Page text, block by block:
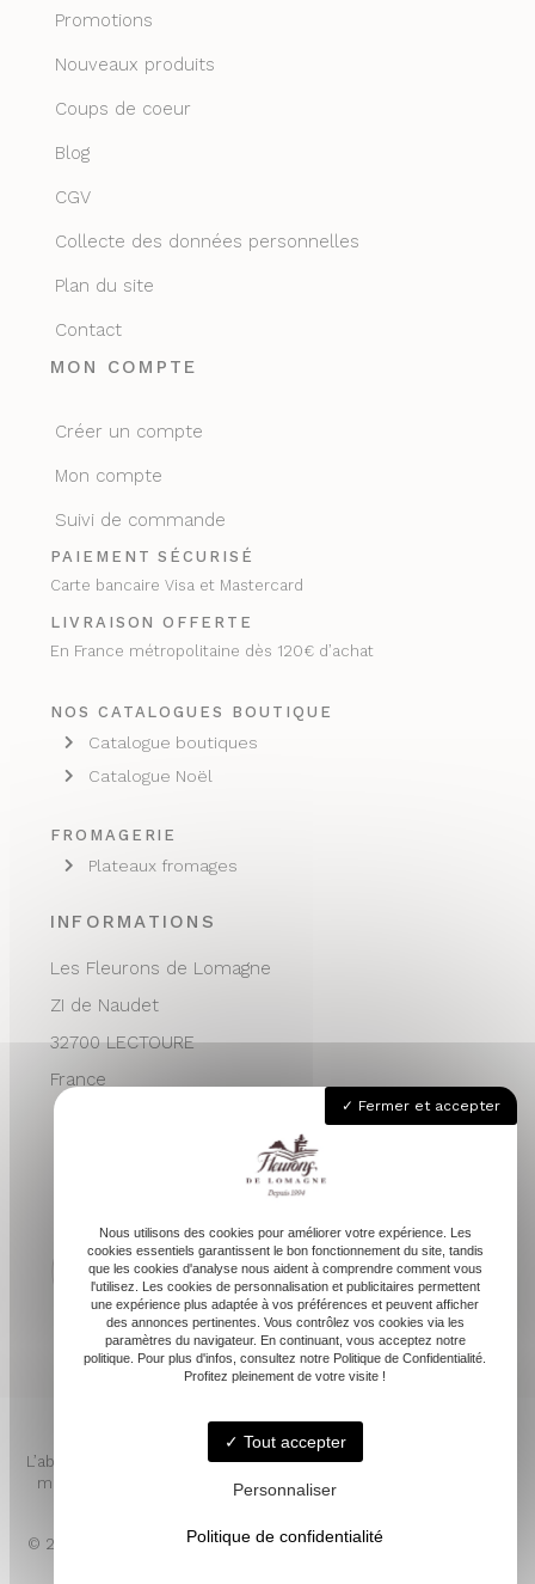
INFORMATIONS
Les Fleurons de Lomagne
ZI de Naudet
32700 LECTOURE
France
contactvpc@fleuronsdelomagne.com
Depuis 1994
Promotions
Nouveaux produits
Coups de coeur
Blog
CGV
Collecte des données personnelles
Plan du site
Contact
MON COMPTE
Créer un compte
Mon compte
Suivi de commande
PAIEMENT SÉCURISÉ
Carte bancaire Visa et Mastercard
LIVRAISON OFFERTE
En France métropolitaine dès 120€ d’achat
NOS CATALOGUES BOUTIQUE
Catalogue boutiques
Catalogue Noël
FROMAGERIE
Plateaux fromages
L’abus d’alcool est dangereux pour la santé. À consommer avec
modération. Pour votre santé, mangez au moins cinq fruits et
© 2026 - FLEURONS DE LOMAGNE -Mentions légales
Fermer et accepter
Nous utilisons des cookies pour améliorer votre expérience. Les
cookies essentiels garantissent le bon fonctionnement du site, tandis
que les cookies d'analyse nous aident à comprendre comment vous
l'utilisez. Les cookies de personnalisation et publicitaires permettent
une expérience plus adaptée à vos préférences et peuvent afficher
des annonces pertinentes. Vous contrôlez vos cookies via les
paramètres du navigateur. En continuant, vous acceptez notre
politique. Pour plus d'infos, consultez notre Politique de Confidentialité.
Profitez pleinement de votre visite !
Tout accepter
Personnaliser
Politique de confidentialité